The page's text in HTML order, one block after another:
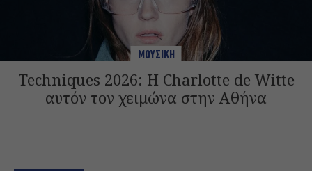
ΜΟΥΣΙΚΗ
Techniques 2026: Η Charlotte de Witte
αυτόν τον χειμώνα στην Αθήνα